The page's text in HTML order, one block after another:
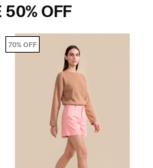
50% OFF
70% OFF